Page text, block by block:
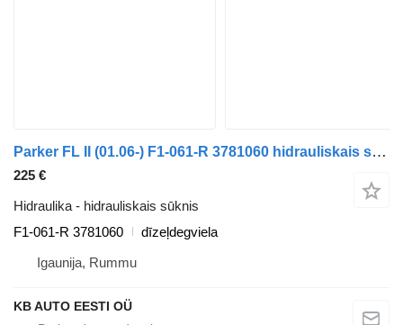
Parker FL II (01.06-) F1-061-R 3781060 hidrauliskais sūknis paredzēts Volvo FL, FE (2005-2014) kravas automašīnas
225 €
Hidraulika - hidrauliskais sūknis
F1-061-R 3781060
dīzeļdegviela
Igaunija, Rummu
KB AUTO EESTI OÜ